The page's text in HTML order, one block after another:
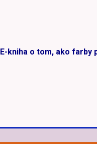
E-kniha o tom, ako farby